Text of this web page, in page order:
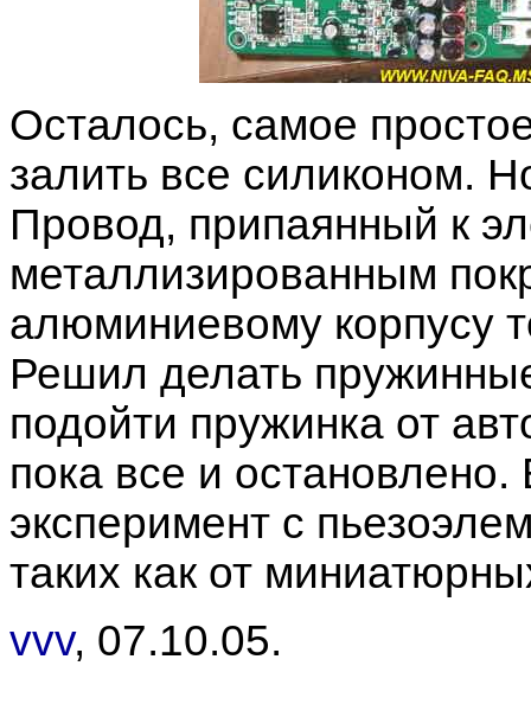
Осталось, самое
залить все силиконом.
Провод, припаянный к
металлизированным
алюминиевому корпусу
Решил делать
подойти пружинка от
пока все и
эксперимент с
таких как от
vvv, 07.10.05.